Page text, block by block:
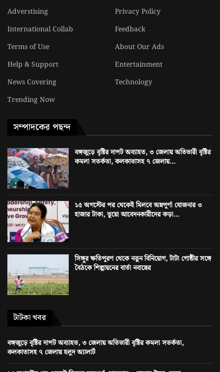
Adverstising
Privacy Policy
International Collab
Feedback
Terms of Use
About Our Ads
Help & Support
Entertainment
News Covering
Technology
Trending Now
সম্পাদকের পছন্দ
বঙ্গজুড়ে বৃষ্টির দাপট অব্যাহত, ৩ জেলায় অতিভারী বৃষ্টির
কমলা সতর্কতা, কলকাতাসহ ৭ জেলায়...
১৫ অগস্টের পর থেকেই মিলবে অন্নপূর্ণা যোজনার ৩
হাজার টাকা, ভুয়ো আবেদনকারীদের কড়া...
সিঙ্গুর ক্ষতিপূরণ থেকে নতুন বিনিয়োগ, টাটা গোষ্ঠীর সঙ্গে
বৈঠকে শিল্পায়নের বার্তা নবান্নের
টাটকা খবর
বঙ্গজুড়ে বৃষ্টির দাপট অব্যাহত, ৩ জেলায় অতিভারী বৃষ্টির কমলা সতর্কতা,
কলকাতাসহ ৭ জেলায় হলুদ অ্যালার্ট